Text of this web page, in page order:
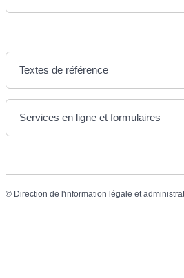
Textes de référence
Services en ligne et formulaires
© Direction de l'information légale et